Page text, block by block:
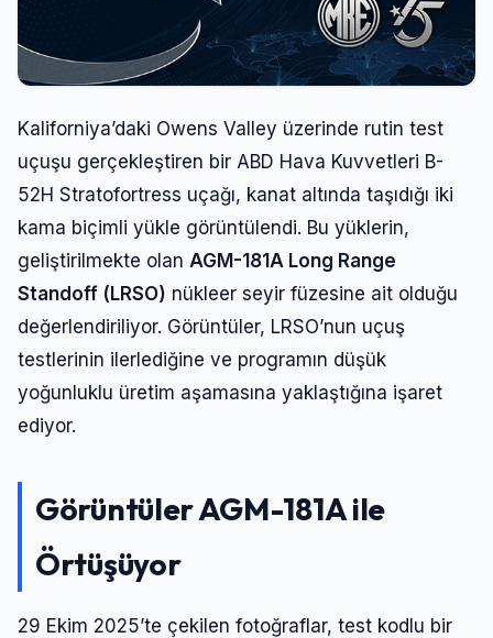
Kaliforniya’daki Owens Valley üzerinde rutin test
uçuşu gerçekleştiren bir ABD Hava Kuvvetleri B-
52H Stratofortress uçağı, kanat altında taşıdığı iki
kama biçimli yükle görüntülendi. Bu yüklerin,
geliştirilmekte olan AGM-181A Long Range
Standoff (LRSO) nükleer seyir füzesine ait olduğu
değerlendiriliyor. Görüntüler, LRSO’nun uçuş
testlerinin ilerlediğine ve programın düşük
yoğunluklu üretim aşamasına yaklaştığına işaret
ediyor.
Görüntüler AGM-181A ile
Örtüşüyor
29 Ekim 2025’te çekilen fotoğraflar, test kodlu bir